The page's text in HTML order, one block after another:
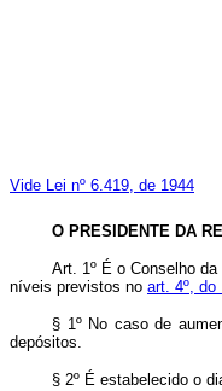
Vide Lei nº 6.419, de 1944
O PRESIDENTE DA
Art. 1º É o Conselho
níveis previstos no art. 4º, do
§ 1º No caso de
depósitos.
§ 2º É estabelecido o